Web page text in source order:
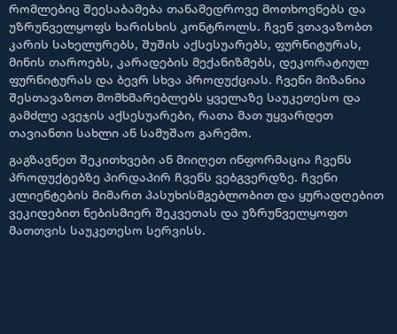
რომლებიც შეესაბამება თანამედროვე მოთხოვნებს და
უზრუნველყოფს ხარისხის კონტროლს. ჩვენ ვთავაზობთ
კარის სახელურებს, შუშის აქსესუარებს, ფურნიტურას,
მინის თაროებს, კარადების მექანიზმებს, დეკორატიულ
ფურნიტურას და ბევრ სხვა პროდუქციას. ჩვენი მიზანია
შესთავაზოთ მომხმარებლებს ყველაზე საუკეთესო და
გამძლე ავეჯის აქსესუარები, რათა მათ უყვარდეთ
თავიანთი სახლი ან სამუშაო გარემო.
გაგზავნეთ შეკითხვები ან მიიღეთ ინფორმაცია ჩვენს
პროდუქტებზე პირდაპირ ჩვენს ვებგვერდზე. ჩვენი
კლიენტების მიმართ პასუხისმგებლობით და ყურადღებით
ვეკიდებით ნებისმიერ შეკვეთას და უზრუნველყოფთ
მათთვის საუკეთესო სერვისს.